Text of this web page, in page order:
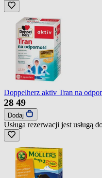
Doppelherz aktiv Tran na
28 49
Dodaj
Usługa rezerwacji jest usługą